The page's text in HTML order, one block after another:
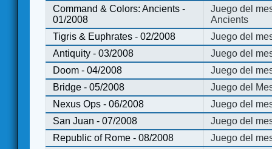
Command & Colors: Ancients -
01/2008
Juego del
Ancients
Tigris & Euphrates - 02/2008
Juego del
Antiquity - 03/2008
Juego del
Doom - 04/2008
Juego del
Bridge - 05/2008
Juego del
Nexus Ops - 06/2008
Juego del
San Juan - 07/2008
Juego del
Republic of Rome - 08/2008
Juego del